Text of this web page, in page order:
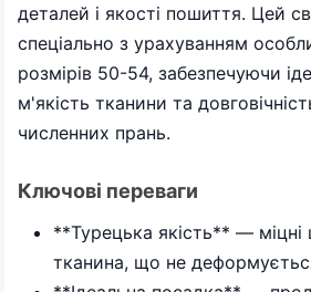
деталей і якості пошиття. Цей
спеціально з урахуванням
розмірів 50-54, забезпечуючи
м'якість тканини та
численних прань.
Ключові переваги
**Турецька якість** — міцні
тканина, що не